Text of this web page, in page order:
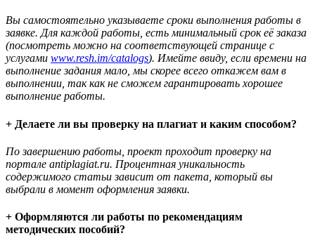
Вы самостоятельно указываете сроки выполнения работы в
заявке. Для каждой работы, есть минимальный срок её заказа
(посмотреть можно на соответствующей странице с
услугами www.resh.im/catalogs). Имейте ввиду, если времени на
выполнение задания мало, мы скорее всего откажем вам в
выполнении, так как не сможем гарантировать хорошее
выполнение работы.
+ Делаете ли вы проверку на плагиат и каким способом?
По завершению работы, проект проходит проверку на
портале antiplagiat.ru. Процентная уникальность
содержимого статьи зависит от пакета, который вы
выбрали в момент оформления заявки.
+ Оформляются ли работы по рекомендациям
методических пособий?